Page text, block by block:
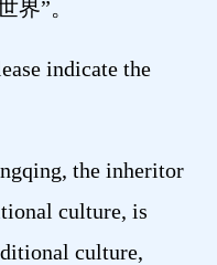
界”。
indicate the
the inheritor
culture, is
culture,